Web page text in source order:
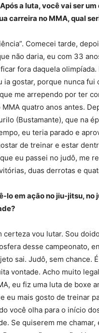
a luta, você vai ser
carreira no MMA, qual
Comecei tarde,
não daria, eu com 33
fora daquela
ia gostar, porque nunca
me arrependo por ter
quatro anos antes.
(Bustamante), que na
eu teria parado e
de treinar e estar
eu passei no judô, me
duas derrotas e
lo em ação no jiu-jitsu, no
vou lutar. Sou
desse campeonato,
sai. Judô, sem chance.
vontade. Acho muito
eu fiz uma luta de boxe
eu mais gosto de treinar
você olha para o início
Se quiserem me